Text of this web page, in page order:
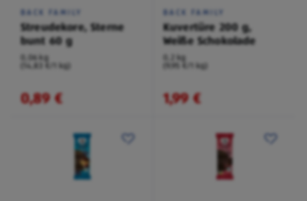
BACK FAMILY
Streudekore, Sterne
bunt 60 g
0,06 kg
(14,83 €/1 kg)
0,89 €
BACK FAMILY
Kuvertüre 200 g,
Weiße Schokolade
0,2 kg
(9,95 €/1 kg)
1,99 €